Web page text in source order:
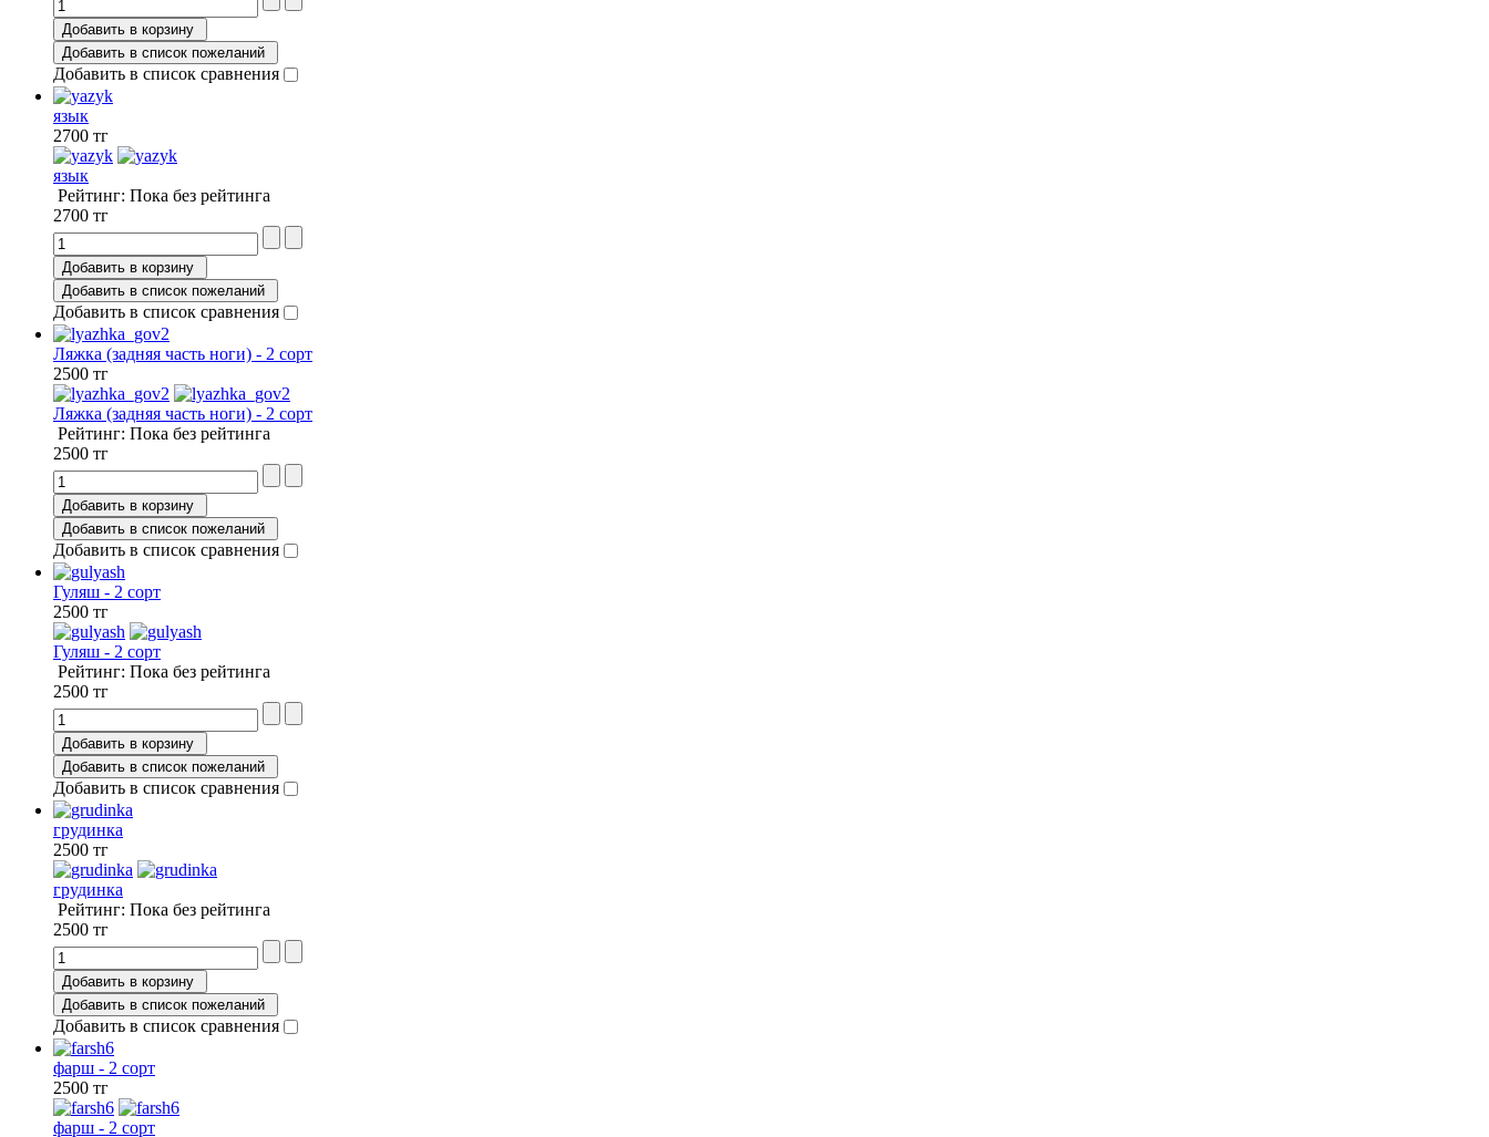
Добавить в корзину
Добавить в список пожеланий
Добавить в список сравнения
язык
2700 тг
язык
Рейтинг: Пока без рейтинга
2700 тг
Добавить в корзину
Добавить в список пожеланий
Добавить в список сравнения
Ляжка (задняя часть ноги) - 2 сорт
2500 тг
Ляжка (задняя часть ноги) - 2 сорт
Рейтинг: Пока без рейтинга
2500 тг
Добавить в корзину
Добавить в список пожеланий
Добавить в список сравнения
Гуляш - 2 сорт
2500 тг
Гуляш - 2 сорт
Рейтинг: Пока без рейтинга
2500 тг
Добавить в корзину
Добавить в список пожеланий
Добавить в список сравнения
грудинка
2500 тг
грудинка
Рейтинг: Пока без рейтинга
2500 тг
Добавить в корзину
Добавить в список пожеланий
Добавить в список сравнения
фарш - 2 сорт
2500 тг
фарш - 2 сорт